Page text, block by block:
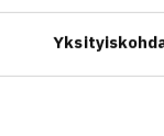
Hantuchovaja
paikassa
se antoi